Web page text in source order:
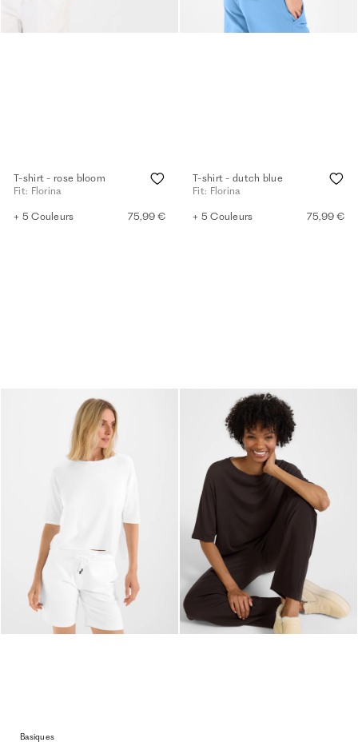
T-shirt - rose bloom
Fit: Florina
+ 5 Couleurs 75,99 €
T-shirt - dutch blue
Fit: Florina
+ 5 Couleurs 75,99 €
Basiques